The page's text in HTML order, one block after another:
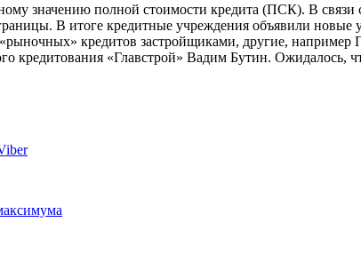
значению полной стоимости кредита (ПСК). В
В итоге кредитные учреждения объявили
кредитов застройщиками, другие,
кредитования «Главстрой» Вадим Бутин.